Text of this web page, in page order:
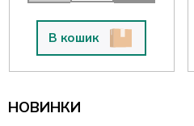
В кошик
НОВИНКИ